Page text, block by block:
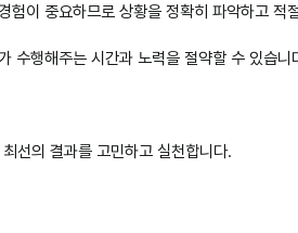
험이 중요하므로 상황을 정확히 파악하고
수행해주는 시간과 노력을 절약할 수 있습니
선의 결과를 고민하고 실천합니다.